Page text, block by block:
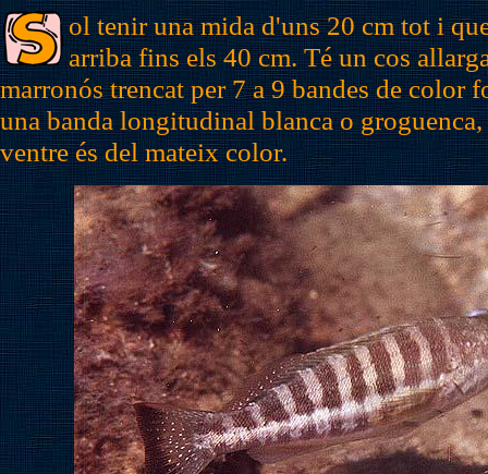
ol tenir una mida d'uns 20 cm tot i
arriba fins els 40 cm. Té un cos
marronós trencat per 7 a 9 bandes de color
una banda longitudinal blanca o
ventre és del mateix color.